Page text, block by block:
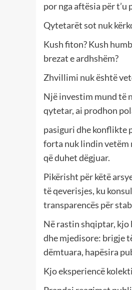
por nga aftësia për
Qytetarët sot nuk
Kush fiton? Kush
brezat e ardhshëm?
Zhvillimi nuk është
Një investim mund të
qytetar, ai prodhon
pasiguri dhe konflikte
forta nuk lindin vetëm
që duhet dëgjuar.
Pikërisht për këtë
të qeverisjes, ku
transparencës për
Në rastin shqiptar, kjo
dhe mjedisore: brigje
dëmtuara, hapësira
Kjo eksperiencë